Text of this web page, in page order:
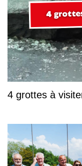
4 grottes à